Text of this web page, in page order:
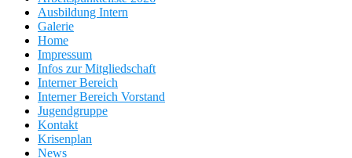
Ausbildung Intern
Galerie
Home
Impressum
Infos zur Mitgliedschaft
Interner Bereich
Interner Bereich Vorstand
Jugendgruppe
Kontakt
Krisenplan
News